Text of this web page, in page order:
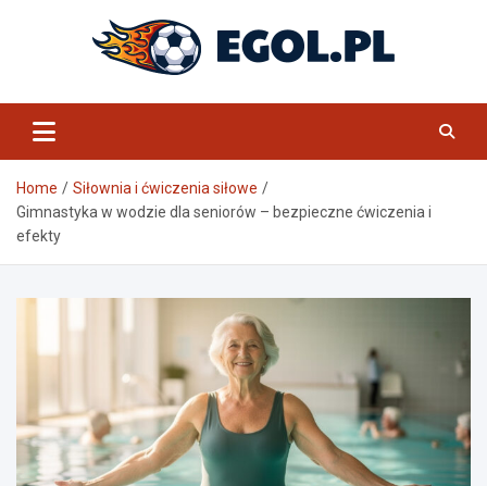
eGol.pl
Home
Siłownia i ćwiczenia siłowe
Gimnastyka w wodzie dla seniorów – bezpieczne ćwiczenia i
efekty